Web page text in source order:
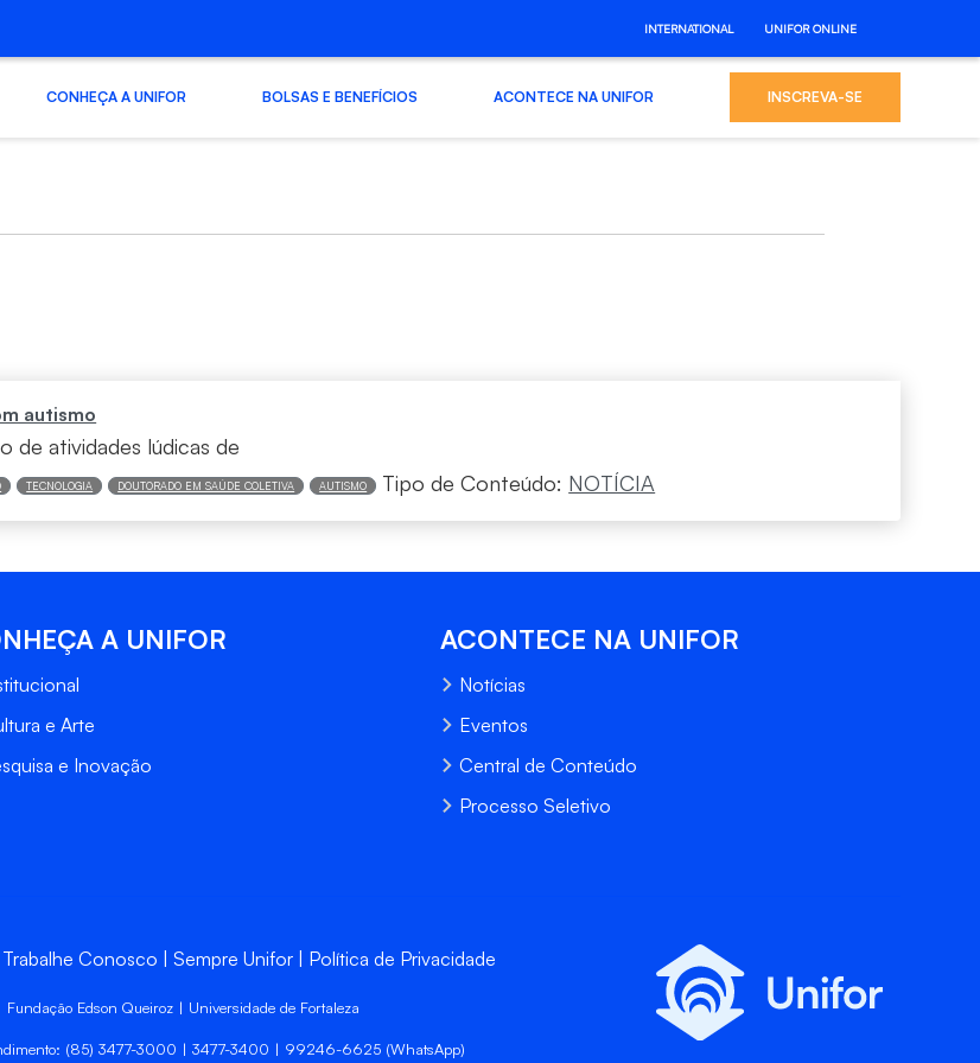
INTERNATIONAL UNIFOR ONLINE
CONHEÇA A UNIFOR BOLSAS E BENEFÍCIOS ACONTECE NA UNIFOR INSCREVA-SE
autismo
de atividades lúdicas de
TECNOLOGIA DOUTORADO EM SAÚDE COLETIVA AUTISMO Tipo de Conteúdo: NOTÍCIA
A UNIFOR
e Arte
e Inovação
ACONTECE NA UNIFOR
Notícias
Eventos
Central de Conteúdo
Processo Seletivo
Trabalhe Conosco Sempre Unifor Política de Privacidade
Fundação Edson Queiroz | Universidade de Fortaleza
(85) 3477-3000 | 3477-3400 | 99246-6625 (WhatsApp)